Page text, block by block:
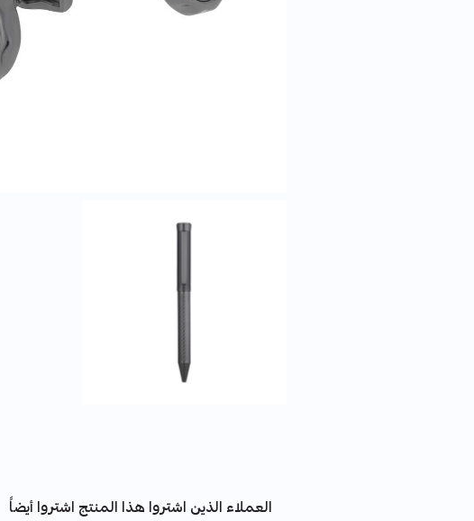
العملاء الذين اشتروا هذا المنتج اشتروا أيضاً